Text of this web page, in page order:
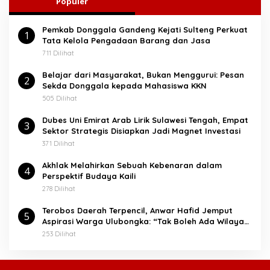
n
u
k
1
Pemkab Donggala Gandeng Kejati Sulteng Perkuat
Tata Kelola Pengadaan Barang dan Jasa
711 Dilihat
2
Belajar dari Masyarakat, Bukan Menggurui: Pesan
Sekda Donggala kepada Mahasiswa KKN
505 Dilihat
3
Dubes Uni Emirat Arab Lirik Sulawesi Tengah, Empat
Sektor Strategis Disiapkan Jadi Magnet Investasi
371 Dilihat
4
Akhlak Melahirkan Sebuah Kebenaran dalam
Perspektif Budaya Kaili
278 Dilihat
5
Terobos Daerah Terpencil, Anwar Hafid Jemput
Aspirasi Warga Ulubongka: “Tak Boleh Ada Wilayah
yang Tertinggal”
253 Dilihat